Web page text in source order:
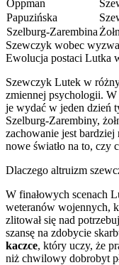
Oppman
Papuzińska
Szelburg-Zarembina
Szewczyk wobec
Ewolucja postaci Lutka
Szewczyk Lutek w
zmiennej psychologii.
je wydać w jeden dzień
Szelburg-Zarembiny,
zachowanie jest
nowe światło na to, czy
Dlaczego altruizm
W finałowych scenach
weteranów wojennych,
zlitował się nad
szansę na zdobycie
kaczce, który uczy, że
niż chwilowy dobrobyt